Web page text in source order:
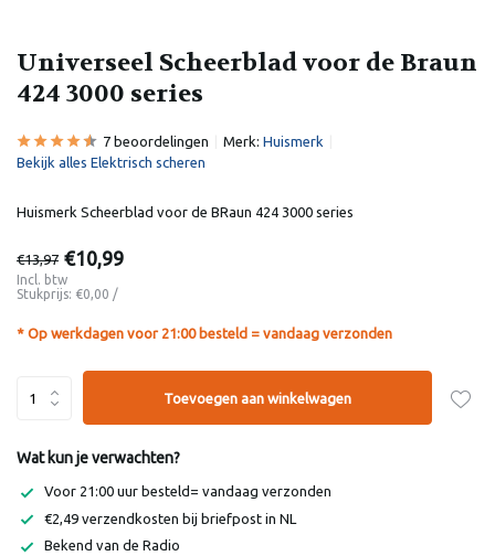
Universeel Scheerblad voor de Braun
424 3000 series
7 beoordelingen Merk: Huismerk
Bekijk alles Elektrisch scheren
Huismerk Scheerblad voor de BRaun 424 3000 series
€13,97 €10,99
Incl. btw
Stukprijs: €0,00 /
* Op werkdagen voor 21:00 besteld = vandaag verzonden
Toevoegen aan winkelwagen
Wat kun je verwachten?
Voor 21:00 uur besteld= vandaag verzonden
€2,49 verzendkosten bij briefpost in NL
Bekend van de Radio